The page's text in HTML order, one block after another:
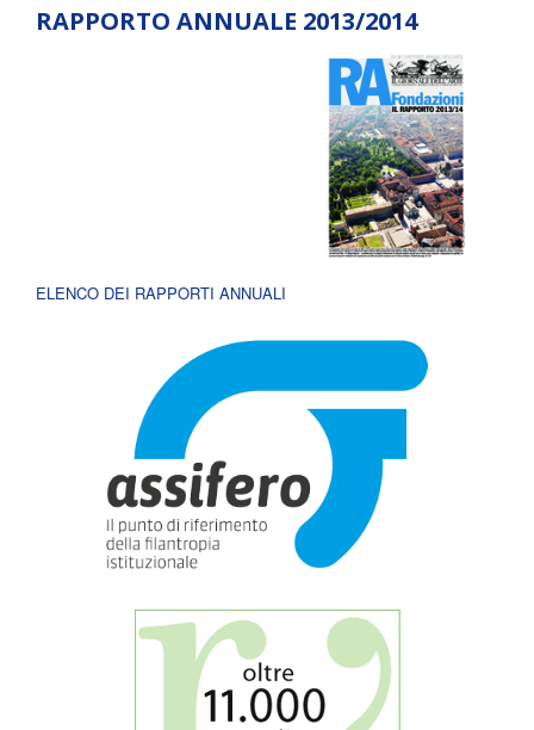
RAPPORTO ANNUALE 2013/2014
ELENCO DEI RAPPORTI ANNUALI